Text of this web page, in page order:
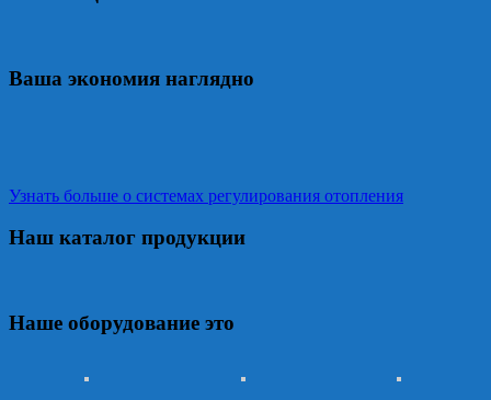
Ваша экономия наглядно
Узнать больше о системах регулирования отопления
Наш каталог продукции
Наше оборудование это